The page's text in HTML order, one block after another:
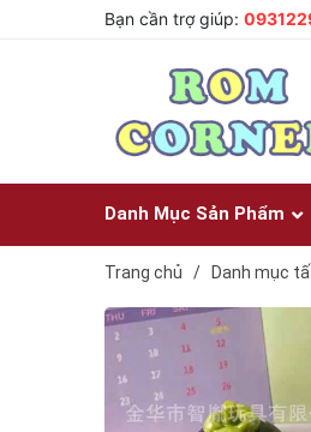
Bạn cần trợ giúp:
Danh Mục Sản Phẩm
Trang chủ / Danh mục